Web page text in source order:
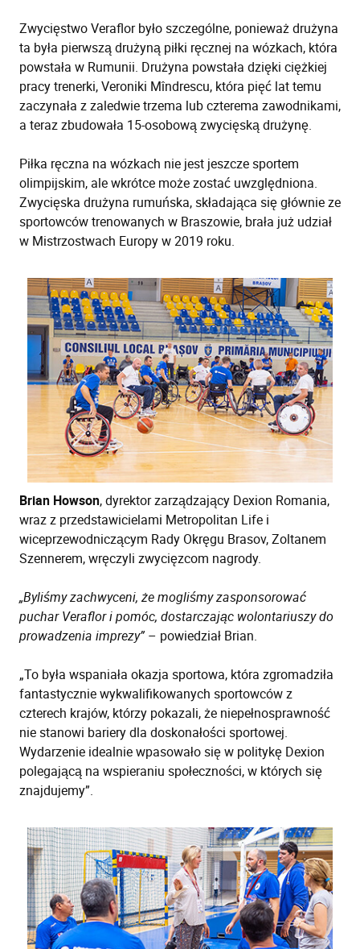
Zwycięstwo Veraflor było szczególne, ponieważ drużyna
ta była pierwszą drużyną piłki ręcznej na wózkach, która
powstała w Rumunii. Drużyna powstała dzięki ciężkiej
pracy trenerki, Veroniki Mîndrescu, która pięć lat temu
zaczynała z zaledwie trzema lub czterema zawodnikami,
a teraz zbudowała 15-osobową zwycięską drużynę.
Piłka ręczna na wózkach nie jest jeszcze sportem
olimpijskim, ale wkrótce może zostać uwzględniona.
Zwycięska drużyna rumuńska, składająca się głównie ze
sportowców trenowanych w Braszowie, brała już udział
w Mistrzostwach Europy w 2019 roku.
Brian Howson, dyrektor zarządzający Dexion Romania,
wraz z przedstawicielami Metropolitan Life i
wiceprzewodniczącym Rady Okręgu Brasov, Zoltanem
Szennerem, wręczyli zwycięzcom nagrody.
„Byliśmy zachwyceni, że mogliśmy zasponsorować
puchar Veraflor i pomóc, dostarczając wolontariuszy do
prowadzenia imprezy” – powiedział Brian.
„To była wspaniała okazja sportowa, która zgromadziła
fantastycznie wykwalifikowanych sportowców z
czterech krajów, którzy pokazali, że niepełnosprawność
nie stanowi bariery dla doskonałości sportowej.
Wydarzenie idealnie wpasowało się w politykę Dexion
polegającą na wspieraniu społeczności, w których się
znajdujemy”.